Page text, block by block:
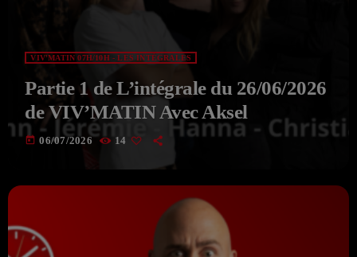
VIV'MATIN 07H/10H - LES INTÉGRALES
Partie 1 de L’intégrale du 26/06/2026
de VIV’MATIN Avec Aksel
today 06/07/2026 14